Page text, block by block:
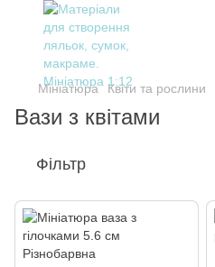
Мініатюра Квіти та рослини
Вази з квітами
Фільтр